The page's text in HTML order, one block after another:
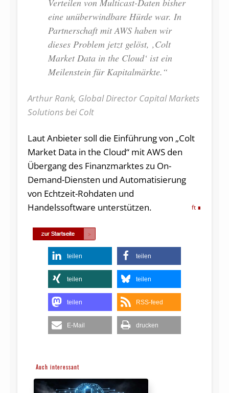
eine unüberwindbare Hürde war. In
Partnerschaft mit AWS haben wir
dieses Problem jetzt gelöst, ‚Colt
Market Data in the Cloud‘ ist ein
Meilenstein für Kapitalmärkte.“
Arthur Rank, Global Director Capital Markets
Solutions bei Colt
Laut Anbieter soll die Einführung von „Colt
Market Data in the Cloud“ mit AWS den
Übergang des Finanzmarktes zu On-
Demand-Diensten und Automatisierung
von Echtzeit-Rohdaten und
Handelssoftware unterstützen.
ft
teilen teilen
teilen teilen
teilen RSS-feed
E-Mail drucken
Auch interessant